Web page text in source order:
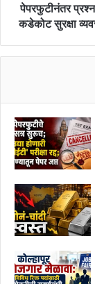
Kolhapur
पेपरफुटीनंतर
कडेकोट सुरक्षा